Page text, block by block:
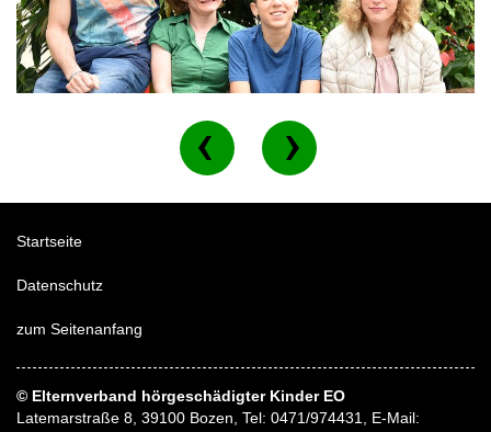
Startseite
Datenschutz
zum Seitenanfang
© Elternverband hörgeschädigter Kinder EO
Latemarstraße 8, 39100 Bozen, Tel: 0471/974431, E-Mail: